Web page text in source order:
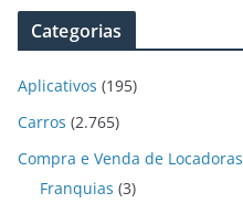
Categorias
Aplicativos (195)
Carros (2.765)
Compra e Venda de Locadoras
Franquias (3)